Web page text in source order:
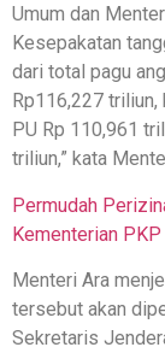
Umum dan
Kesepakatan
dari total pagu
Rp116,227
PU Rp 110,961
triliun,” kata
Permudah
Kementerian
Menteri Ara
tersebut akan
Sekretaris